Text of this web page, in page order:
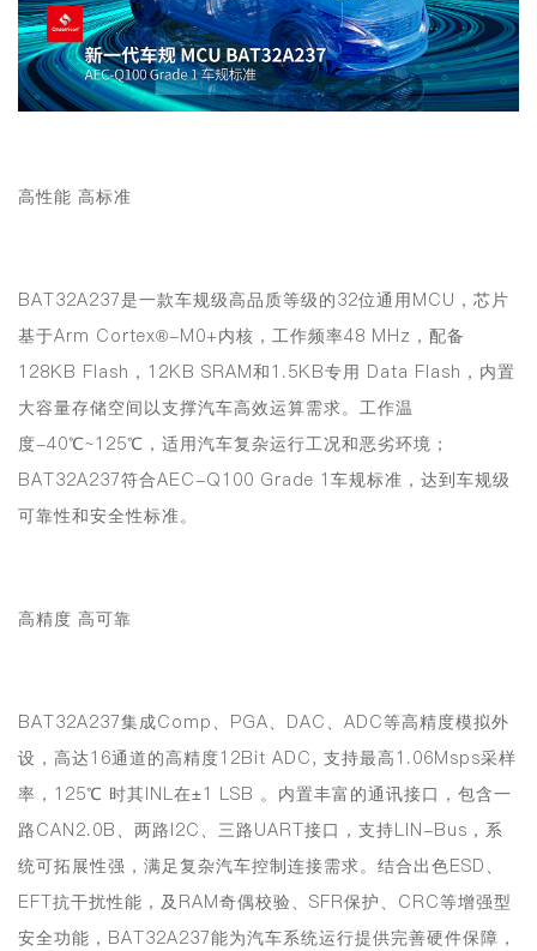
高性能 高标准
BAT32A237是一款车规级高品质等级的32位通用MCU，芯片
基于Arm Cortex®-M0+内核，工作频率48 MHz，配备
128KB Flash，12KB SRAM和1.5KB专用 Data Flash，内置
大容量存储空间以支撑汽车高效运算需求。 工作温
度-40℃~125℃，适用汽车复杂运行工况和恶劣环境 ；
BAT32A237符合AEC-Q100 Grade 1车规标准，达到车规级
可靠性和安全性标准。
高精度 高可靠
BAT32A237集成Comp、PGA、DAC、ADC等高精度模拟外
设，高达16通道的高精度12Bit ADC, 支持最高1.06Msps采样
率，125℃ 时其INL在±1 LSB 。内置丰富的通讯接口，包含一
路CAN2.0B、两路I2C、三路UART接口，支持LIN-Bus，系
统可拓展性强，满足复杂汽车控制连接需求。结合出色ESD、
EFT抗干扰性能，及RAM奇偶校验、SFR保护、CRC等增强型
安全功能，BAT32A237能为汽车系统运行提供完善硬件保障，